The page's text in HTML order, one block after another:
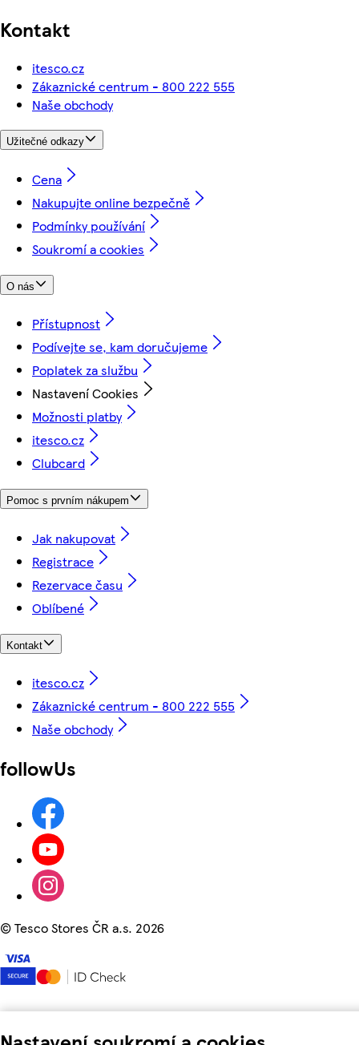
Kontakt
itesco.cz
Zákaznické centrum - 800 222 555
Naše obchody
Užitečné odkazy
Cena
Nakupujte online bezpečně
Podmínky používání
Soukromí a cookies
O nás
Přístupnost
Podívejte se, kam doručujeme
Poplatek za službu
Nastavení Cookies
Možnosti platby
itesco.cz
Clubcard
Pomoc s prvním nákupem
Jak nakupovat
Registrace
Rezervace času
Oblíbené
Kontakt
itesco.cz
Zákaznické centrum - 800 222 555
Naše obchody
followUs
©Tesco Stores ČR a.s. 2026